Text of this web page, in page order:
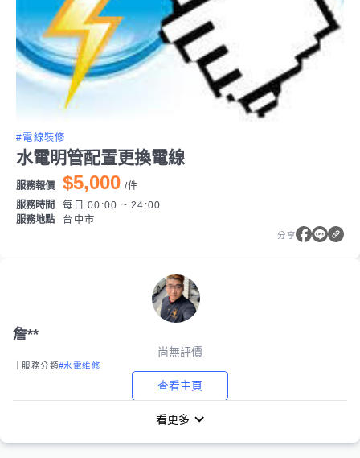
#電線裝修
水電明管配置更換電線
服務報價 $5,000 /件
服務時間
每日 00:00 ~ 24:00
服務地點
台中市
分享
詹**
尚無評價
｜服務分類#水電維修
查看主頁
看更多